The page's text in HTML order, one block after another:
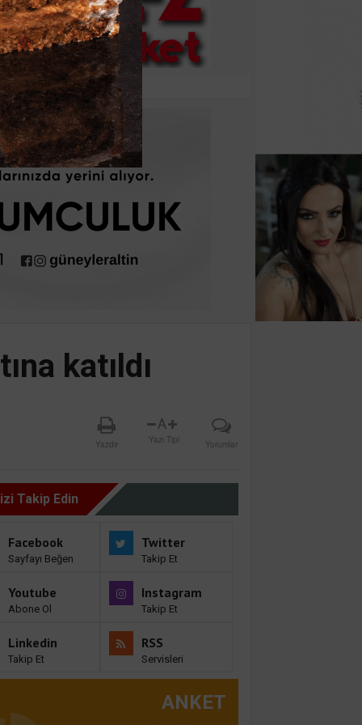
katıldı
Yazdır
A
Yazı Tipi Yorumlar
Takip Edin
Facebook
Sayfayı Beğen
Twitter
Takip Et
Youtube
Abone Ol
Instagram
Takip Et
Linkedin
Takip Et
RSS
Servisleri
ANKET